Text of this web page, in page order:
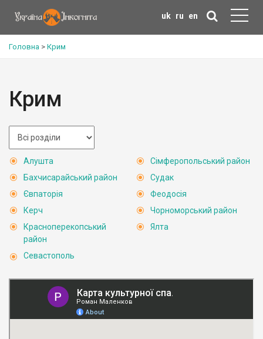
uk ru en
Головна > Крим
Крим
Алушта
Бахчисарайський район
Євпаторія
Керч
Красноперекопський
район
Севастополь
Сімферопольський район
Судак
Феодосія
Чорноморський район
Ялта